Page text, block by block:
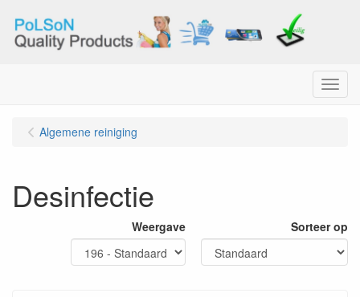
Menu
Algemene reiniging
Desinfectie
Weergave Sorteer op